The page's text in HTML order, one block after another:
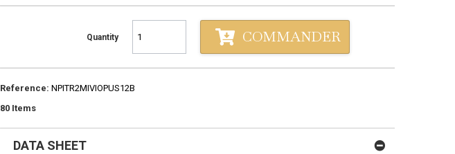
Quantity COMMANDER
Reference: NPITR2MIVIOPUS12B
80 Items
DATA SHEET